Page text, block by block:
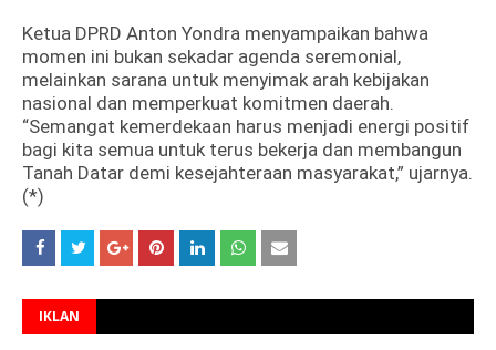
Ketua DPRD Anton Yondra menyampaikan bahwa
momen ini bukan sekadar agenda seremonial,
melainkan sarana untuk menyimak arah kebijakan
nasional dan memperkuat komitmen daerah.
“Semangat kemerdekaan harus menjadi energi positif
bagi kita semua untuk terus bekerja dan membangun
Tanah Datar demi kesejahteraan masyarakat,” ujarnya.
(*)
IKLAN